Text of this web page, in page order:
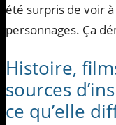
été surpris de voir
personnages. Ça
Histoire,
sources
ce qu’elle